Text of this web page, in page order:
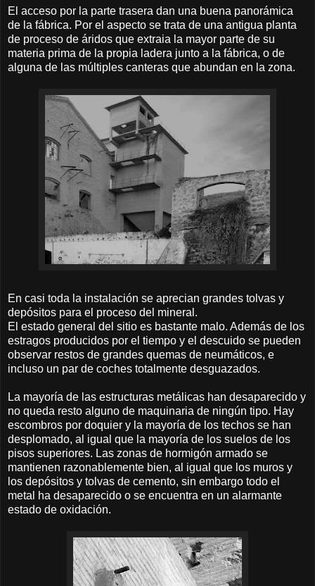
El acceso por la parte trasera dan una buena panorámica
de la fábrica. Por el aspecto se trata de una antigua planta
de proceso de áridos que extraia la mayor parte de su
materia prima de la propia ladera junto a la fábrica, o de
alguna de las múltiples canteras que abundan en la zona.
En casi toda la instalación se aprecian grandes tolvas y
depósitos para el proceso del mineral.
El estado general del sitio es bastante malo. Además de los
estragos producidos por el tiempo y el descuido se pueden
observar restos de grandes quemas de neumáticos, e
incluso un par de coches totalmente desguazados.
La mayoría de las estructuras metálicas han desaparecido y
no queda resto alguno de maquinaria de ningún tipo. Hay
escombros por doquier y la mayoría de los techos se han
desplomado, al igual que la mayoría de los suelos de los
pisos superiores. Las zonas de hormigón armado se
mantienen razonablemente bien, al igual que los muros y
los depósitos y tolvas de cemento, sin embargo todo el
metal ha desaparecido o se encuentra en un alarmante
estado de oxidación.